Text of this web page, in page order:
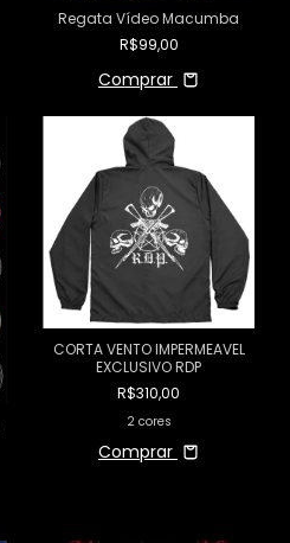
Regata Vídeo Macumba
R$99,00
Comprar
CORTA VENTO IMPERMEAVEL
EXCLUSIVO RDP
R$310,00
2 cores
Comprar